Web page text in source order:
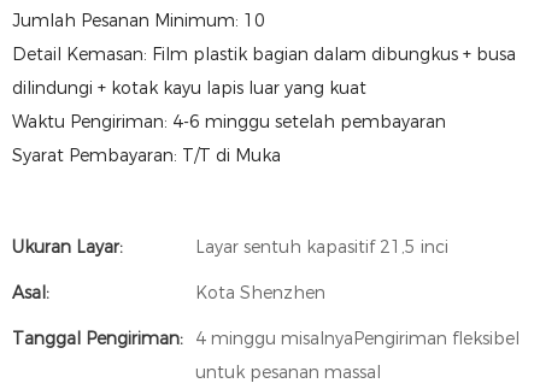
Jumlah Pesanan Minimum: 10
Detail Kemasan: Film plastik bagian dalam dibungkus + busa
dilindungi + kotak kayu lapis luar yang kuat
Waktu Pengiriman: 4-6 minggu setelah pembayaran
Syarat Pembayaran: T/T di Muka
Ukuran Layar: Layar sentuh kapasitif 21,5 inci
Asal: Kota Shenzhen
Tanggal Pengiriman:
4 minggu misalnyaPengiriman fleksibel
untuk pesanan massal